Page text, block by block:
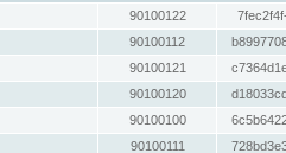
90100122
90100112
90100121
90100120
90100100
90100111